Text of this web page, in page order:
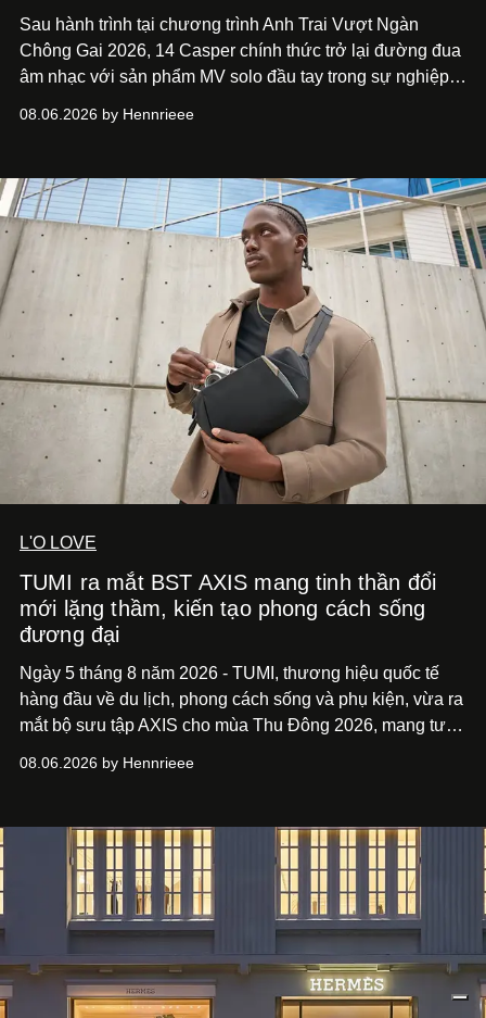
Sau hành trình tại chương trình Anh Trai Vượt Ngàn
Chông Gai 2026, 14 Casper chính thức trở lại đường đua
âm nhạc với sản phẩm MV solo đầu tay trong sự nghiệp -
bước chuyển mình của 14 Casper sau chương trình, mà
của nam nghệ sĩ khi lần đầu tiên anh trình làng một MV
solo được đầu tư toàn diện từ sáng tác, sản xuất, trình
diễn đến hình ảnh.
08.06.2026 by Hennrieee
L'O LOVE
TUMI ra mắt BST AXIS mang tinh thần đổi
mới lặng thầm, kiến tạo phong cách sống
đương đại
Ngày 5 tháng 8 năm 2026 - TUMI, thương hiệu quốc tế
hàng đầu về du lịch, phong cách sống và phụ kiện, vừa ra
mắt bộ sưu tập AXIS cho mùa Thu Đông 2026, mang tư
và phong cách sống hiện đại bằng thiết kế sắc nét, chuẩn
08.06.2026 by Hennrieee